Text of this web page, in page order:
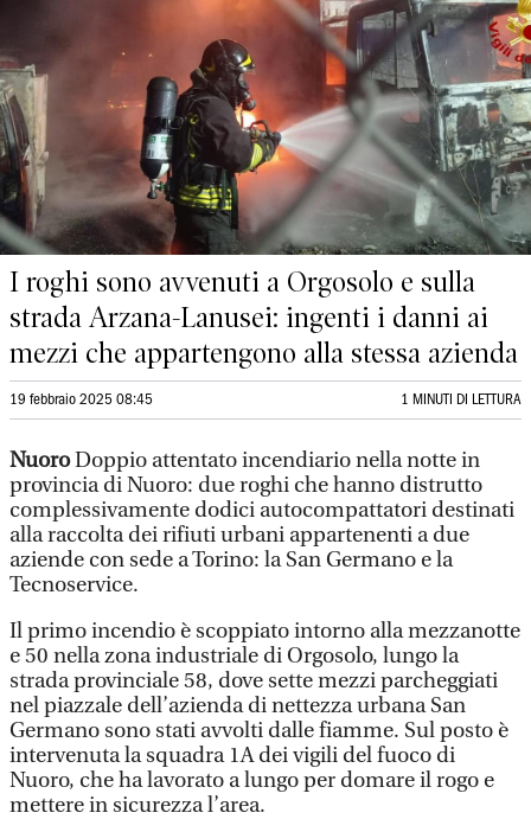
I roghi sono avvenuti a Orgosolo e sulla
strada Arzana-Lanusei: ingenti i danni ai
mezzi che appartengono alla stessa azienda
19 febbraio 2025 08:45 1 MINUTI DI LETTURA
NuoroDoppio attentato incendiario nella notte in
provincia di Nuoro: due roghi che hanno distrutto
complessivamente dodici autocompattatori destinati
alla raccolta dei rifiuti urbani appartenenti a due
aziende con sede a Torino: la San Germano e la
Tecnoservice.
Il primo incendio è scoppiato intorno alla mezzanotte
e 50 nella zona industriale di Orgosolo, lungo la
strada provinciale 58, dove sette mezzi parcheggiati
nel piazzale dell’azienda di nettezza urbana San
Germano sono stati avvolti dalle fiamme. Sul posto è
intervenuta la squadra 1A dei vigili del fuoco di
Nuoro, che ha lavorato a lungo per domare il rogo e
mettere in sicurezza l’area.